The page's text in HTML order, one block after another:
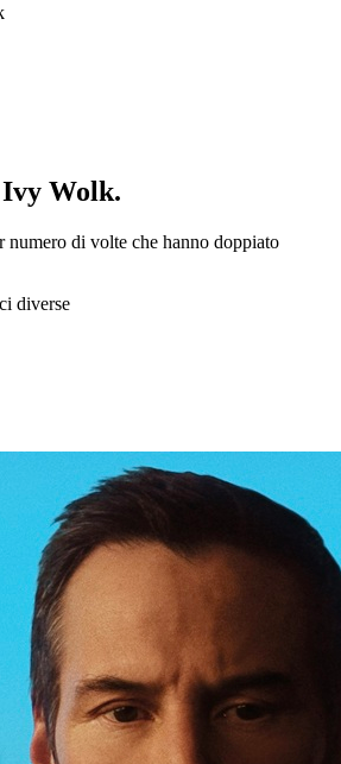
Ivy Wolk.
numero di volte che hanno doppiato
diverse